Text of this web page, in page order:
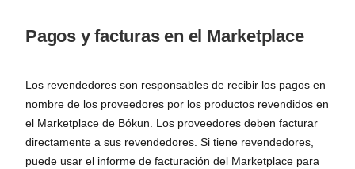
Pagos y facturas en el Marketplace
Los revendedores son responsables de recibir los pagos en
nombre de los proveedores por los productos revendidos en
el Marketplace de Bókun. Los proveedores deben facturar
directamente a sus revendedores. Si tiene revendedores,
puede usar el informe de facturación del Marketplace para